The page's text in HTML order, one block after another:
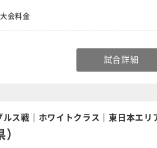
大会料金
試合詳細
ス戦｜ホワイトクラス｜東日本エリ